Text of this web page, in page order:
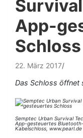
App-
Schloss
22. März 2017
Das Schloss öffnet
Semptec Urban Survival
App-gesteuertes Bluetooth-
Kabelschloss, www.pearl.de